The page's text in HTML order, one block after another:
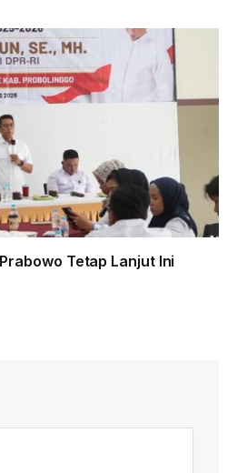
Tetap Lanjut Ini